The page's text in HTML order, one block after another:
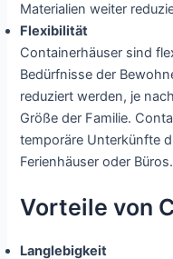
Materialien weiter
Flexibilität
Containerhäuser sind
Bedürfnisse der
reduziert werden, je
Größe der Familie.
temporäre Unterkünfte
Ferienhäuser oder Büros.
Vorteile von
Langlebigkeit